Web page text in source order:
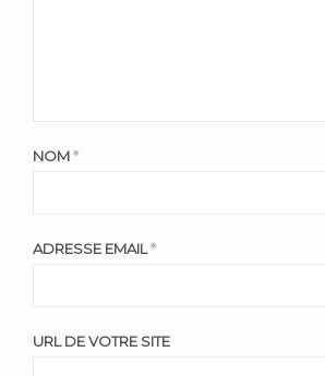
NOM*
ADRESSE EMAIL*
URL DE VOTRE SITE